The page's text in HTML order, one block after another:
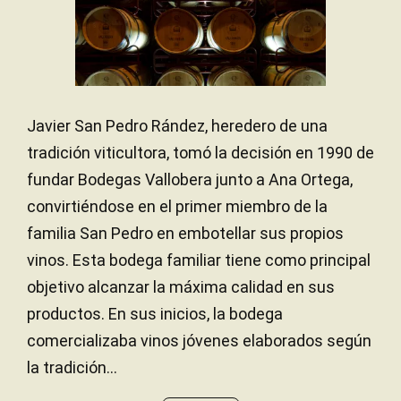
Javier San Pedro Rández, heredero de una
tradición viticultora, tomó la decisión en 1990 de
fundar Bodegas Vallobera junto a Ana Ortega,
convirtiéndose en el primer miembro de la
familia San Pedro en embotellar sus propios
vinos. Esta bodega familiar tiene como principal
objetivo alcanzar la máxima calidad en sus
productos. En sus inicios, la bodega
comercializaba vinos jóvenes elaborados según
la tradición...